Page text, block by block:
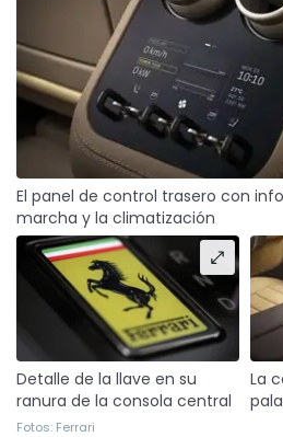
El panel de control trasero con
marcha y la climatización
Detalle de la llave en su
ranura de la consola central
La
Fotos: Ferrari